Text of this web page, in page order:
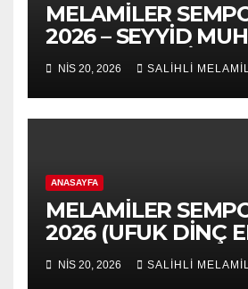
MELAMİLER
2026 – SEYYİD
NURUL-ARABİ
YILDÖNÜMÜ-
SÖYLEYİŞ PANEL
NIS 20, 2026 SALİHLİ
ANASAYFA
MELAMİLER
2026 (UFUK DİNÇ
NIS 20, 2026 SALİHLİ